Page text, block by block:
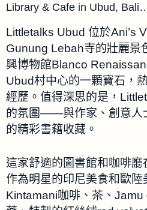
Library & Cafe in Ubud,
Littletalks Ubud 位於Ani’s
Gunung Lebah寺的壯麗景
興博物館Blanco
Ubud村中心的一顆寶石，
經歷。值得深思的是，
的氛圍——與作家、創意人
的精彩書籍收藏。
這家舒適的圖書館和咖啡
作為明星的印尼美食和歐陸
Kintamani咖啡、茶、